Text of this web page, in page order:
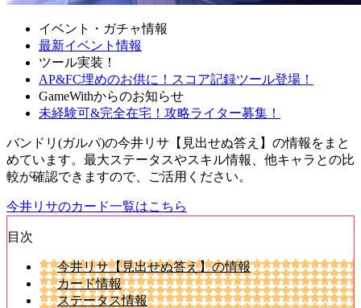
イベント・ガチャ情報
最新イベント情報
ツール実装！
AP&FC埋めのお供に！スコア記録ツール登場！
GameWithからのお知らせ
未経験可&完全在宅！攻略ライター募集！
バンドリ(ガルパ)の今井リサ【見出せぬ答え】の情報をまと
めています。最大ステータスやスキル情報、他キャラとの比
較が確認できますので、ご活用ください。
今井リサのカード一覧はこちら
目次
今井リサ【見出せぬ答え】の情報
カード情報
ステータス情報